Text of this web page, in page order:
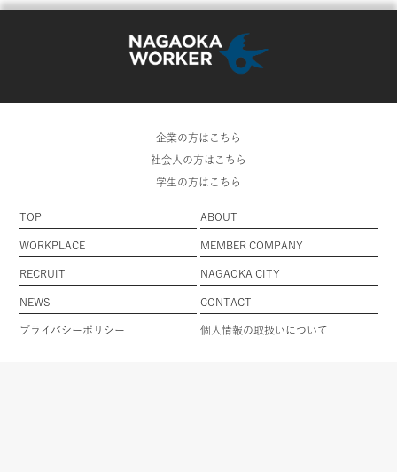
企業の方はこちら
社会人の方はこちら
学生の方はこちら
TOP ABOUT
WORKPLACE MEMBER COMPANY
RECRUIT NAGAOKA CITY
NEWS CONTACT
プライバシーポリシー 個人情報の取扱いについて